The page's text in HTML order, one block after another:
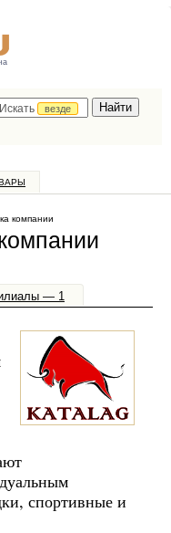
Искать
везде
компании
— 1
спортивные и